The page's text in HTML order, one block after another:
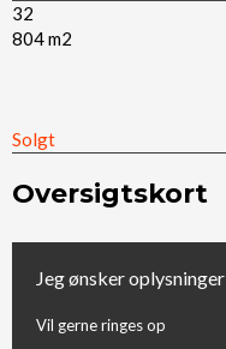
32
804 m2​
Solgt​
Oversigtskort
Jeg ønsker oplysninger
Vil gerne ringes op